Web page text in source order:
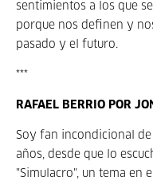
sentimientos a los que
porque nos definen y
pasado y el futuro.
***
RAFAEL BERRIO POR
Soy fan incondicional
años, desde que lo
"Simulacro", un tema en